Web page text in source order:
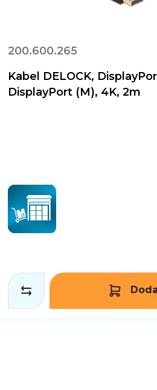
200.600.265
Kabel DELOCK,
DisplayPort (M), 4K, 2m